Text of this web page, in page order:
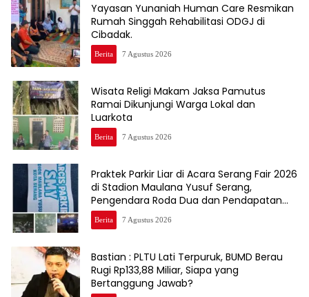
Yayasan Yunaniah Human Care Resmikan
Rumah Singgah Rehabilitasi ODGJ di
Cibadak.
Berita 7 Agustus 2026
Wisata Religi Makam Jaksa Pamutus
Ramai Dikunjungi Warga Lokal dan
Luarkota
Berita 7 Agustus 2026
Praktek Parkir Liar di Acara Serang Fair 2026
di Stadion Maulana Yusuf Serang,
Pengendara Roda Dua dan Pendapatan
Asli Daerah ( PAD)Jadi Korbannya
Berita 7 Agustus 2026
Bastian : PLTU Lati Terpuruk, BUMD Berau
Rugi Rp133,88 Miliar, Siapa yang
Bertanggung Jawab?